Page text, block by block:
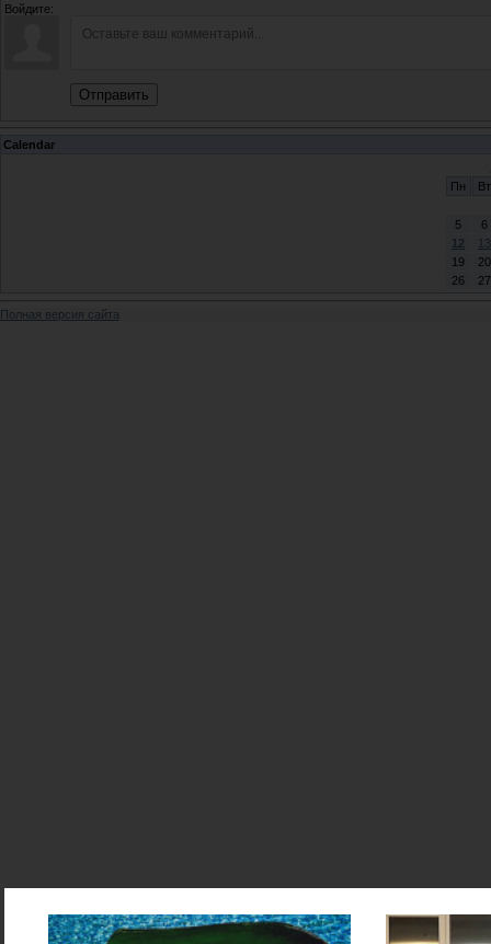
Войдите:
Отправить
Calendar
Пн
Вт
5
6
12
13
19
20
26
27
Полная версия сайта